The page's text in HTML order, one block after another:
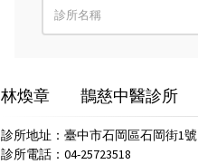
林煥章 鵲慈中醫診所
診所地址：臺中市石岡區石岡街1號
診所電話：04-25723518